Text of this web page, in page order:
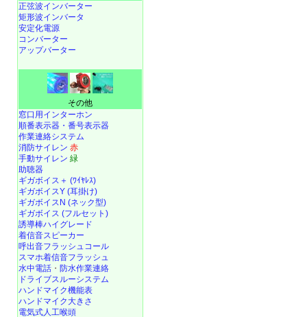
正弦波インバーター
矩形波インバータ
安定化電源
コンバーター
アップバーター
その他
窓口用インターホン
順番表示器・番号表示器
作業連絡システム
消防サイレン 赤
手動サイレン 緑
助聴器
ギガボイス＋ (ﾜｲﾔﾚｽ)
ギガボイスY (耳掛け)
ギガボイスN (ネック型)
ギガボイス (フルセット)
誘導棒ハイグレード
着信音スピーカー
呼出音フラッシュコール
スマホ着信音フラッシュ
水中電話 ・ 防水作業連絡
ドライブスルーシステム
ハンドマイク機能表
ハンドマイク大きさ
電気式人工喉頭